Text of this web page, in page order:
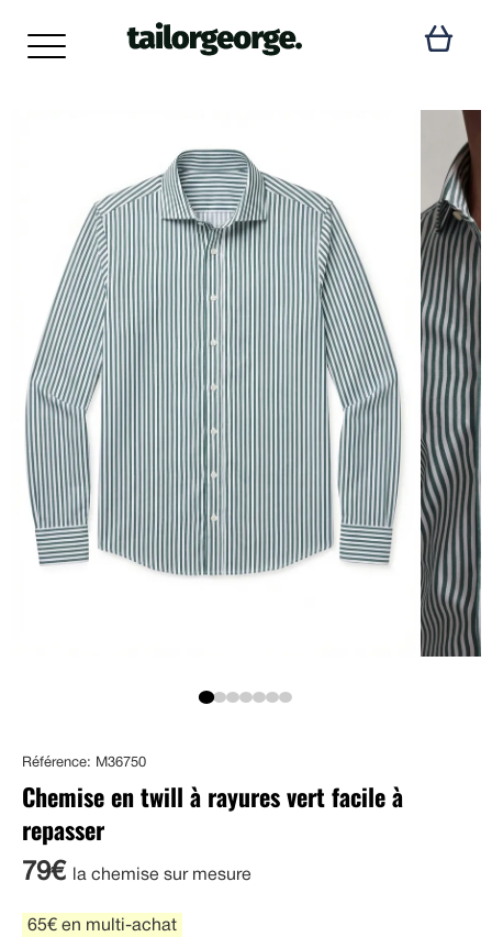
Référence: M36750
Chemise en twill à rayures vert facile à
repasser
79€ la chemise sur mesure
65€ en multi-achat